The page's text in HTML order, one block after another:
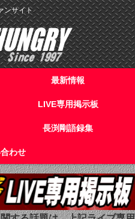
ンサイト
最新情報
LIVE専用掲示板
長渕剛語録集
わせ